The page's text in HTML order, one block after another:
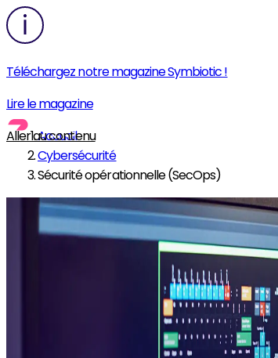
Téléchargez notre magazine Symbiotic !
Lire le magazine
Aller au contenu
Accueil
Cybersécurité
Sécurité opérationnelle (SecOps)